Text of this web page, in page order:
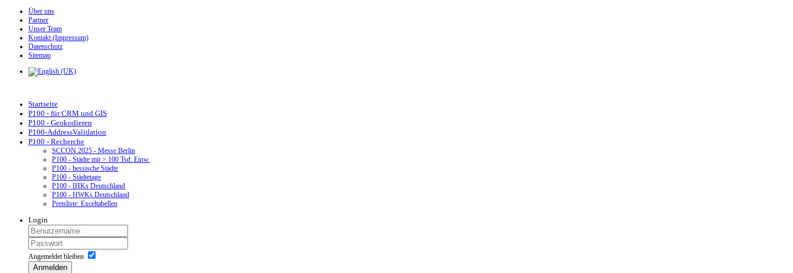
Über uns
Partner
Unser Team
Kontakt (Impressum)
Datenschutz
Sitemap
Startseite
P100 - für CRM und GIS
P100 - Geokodieren
P100-AddressValidation
P100 - Recherche
SCCON 2025 - Messe Berlin
P100 - Städte mit > 100 Tsd. Einw.
P100 - hessische Städte
P100 - Städtetage
P100 - IHKs Deutschland
P100 - HWKs Deutschland
Preisliste: Exceltabellen
Login
Angemeldet bleiben
Anmelden